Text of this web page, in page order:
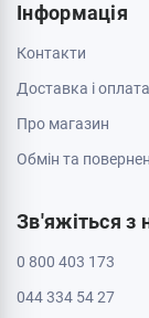
Інформація
Контакти
Доставка і оплата
Про магазин
Обмін та
Зв'яжіться з
0 800 403 173
044 334 54 27